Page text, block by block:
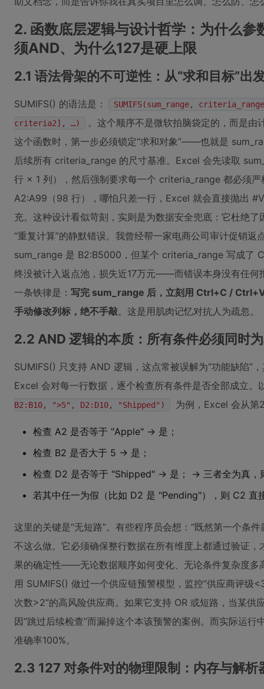
2. 函数底层逻辑与设计哲学：为什么参
须AND、为什么127是硬上限
2.1 语法骨架的不可逆性：从“求和目标”出
SUMIFS() 的语法是：
SUMIFS(sum_range,
criteria2], …)
。这个顺序不是微软拍脑袋定的，而是
这个函数时，第一步必须锁定“求和对象”——也就是
后续所有 criteria_range 的尺寸基准。Excel 会先读取
行 × 1 列），然后强制要求每一个 criteria_range 都必须
A2:A99（98 行），哪怕只差一行，Excel 就会直接抛出
充。这种设计看似苛刻，实则是为数据安全兜底：它杜绝了
“重复计算”的静默错误。我曾经帮一家电商公司审计促销
sum_range 是 B2:B5000，但某个 criteria_range 写成了
终没被计入返点池，损失近17万元——而错误本身没有任何
一条铁律是： 写完 sum_range 后，立刻用 Ctrl+C /
手动修改列标，绝不手敲。这是用肌肉记忆对抗人为疏忽。
2.2 AND 逻辑的本质：所有条件必须同时
SUMIFS() 只支持 AND 逻辑，这点常被误解为“功能缺陷”
Excel 会对每一行数据，逐个检查所有条件是否全部成立。
B2:B10, ">5", D2:D10, "Shipped") 为例，Excel 会从第
检查 A2 是否等于 "Apple" → 是；
检查 B2 是否大于 5 → 是；
检查 D2 是否等于 "Shipped" → 是； → 三者全为真，
若其中任一为假（比如 D2 是 "Pending"），则 C2 直
这里的关键是“无短路”。有些程序员会想：“既然第一个条
不这么做。它必须确保整行数据在所有维度上都通过验证，
果的确定性——无论数据顺序如何变化、无论条件复杂度多
用 SUMIFS() 做过一个供应链预警模型，监控“供应商评级
次数>2”的高风险供应商。如果它支持 OR 或短路，当某供
因“跳过后续检查”而漏掉这个本该预警的案例。而实际运
准确率100%。
2.3 127 对条件对的物理限制：内存与解析